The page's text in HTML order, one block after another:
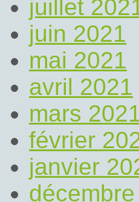
juillet
juin 2021
mai 2021
avril 2021
mars
février
janvier